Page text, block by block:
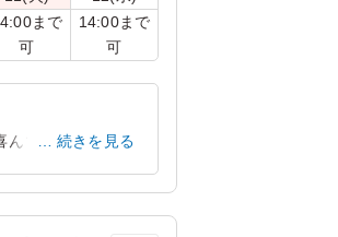
まで
可
14:00まで
可
でくれました。
続きを見る